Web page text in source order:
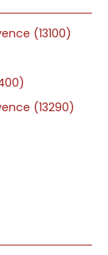
(13100)
(13290)